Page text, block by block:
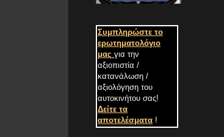
Συμπληρώστε το
ερωτηματολόγιο
μας για την
αξιοπιστία /
κατανάλωση /
αξιολόγηση του
αυτοκινήτου σας!
Δείτε τα
αποτελέσματα !